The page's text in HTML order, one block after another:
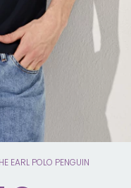
EARL POLO PENGUIN